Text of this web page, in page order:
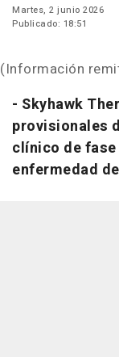
Martes, 2 junio 2026
Publicado: 18:51
(Información
- Skyhawk
provisionales
clínico de fase
enfermedad